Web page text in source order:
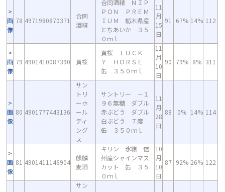
画
像
78 4971980870371
合同
酒精
合同酒精 ＮＩＰ
ＰＯＮ ＰＲＥＭ
ＩＵＭ 栃木県産
とちあいか ３５
０ｍｌ
11
月
15
日
91 67% 14% 112
画
像
79 4901410087390 黄桜
黄桜 ＬＵＣＫ
Ｙ ＨＯＲＳＥ
缶 ３５０ｍｌ
11
月
10
日
90 79% 8% 311
画
像
80 4901777443136
サン
トリ
ーホ
ール
ディ
ング
ス
サントリー －１
９６無糖 ダブル
赤ぶどう ダブル
白ぶどう ７度
缶 ３５０ｍｌ
11
月
28
日
88 0% 14% 114
画
像
81 4901411146904
麒麟
麦酒
キリン 氷結 信
州産シャインマス
カット 缶 ３５
０ｍｌ
10
月
10
日
87 92% 26% 122
サン